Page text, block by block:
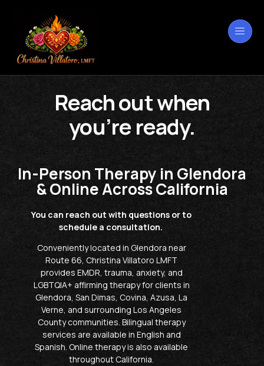
Reach out when
you’re ready.
In-Person Therapy in Glendora
& Online Across California
You can reach out with questions or to
schedule a consultation.
Conveniently located in Glendora near
Route 66, Christina Villatoro LMFT
provides EMDR, trauma, anxiety, and
LGBTQIA+ affirming therapy for clients in
Glendora, San Dimas, Covina, Azusa, La
Verne, and surrounding Los Angeles
County communities. Bilingual therapy
services are available in English and
Spanish. Online therapy is also available
throughout California.